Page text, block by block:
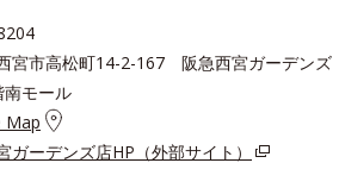
宮市高松町14-2-167 阪急西宮ガーデンズ
モール
Map
ガーデンズ店HP（外部サイト）